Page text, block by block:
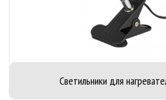
Светильники для